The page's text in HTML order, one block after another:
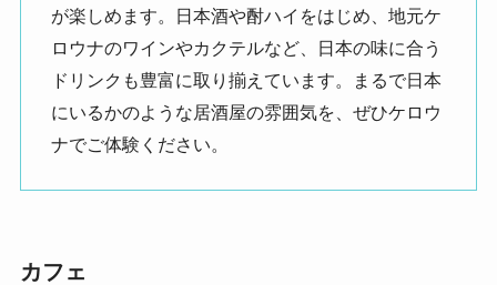
が楽しめます。日本酒や酎ハイをはじめ、地元ケ
ロウナのワインやカクテルなど、日本の味に合う
ドリンクも豊富に取り揃えています。まるで日本
にいるかのような居酒屋の雰囲気を、ぜひケロウ
ナでご体験ください。
カフェ